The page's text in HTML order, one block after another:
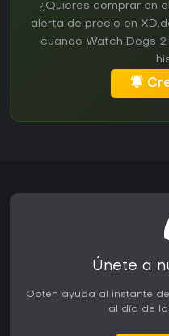
¿Quieres comprar en
alerta de precio en
cuando Watch Dogs
Únete a
Obtén ayuda al instante
al día de